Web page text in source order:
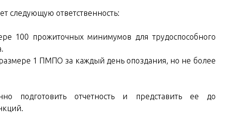
следующую ответственность:
100 прожиточных минимумов для трудоспособного
1 ПМПО за каждый день опоздания, но не более
подготовить отчетность и представить ее до